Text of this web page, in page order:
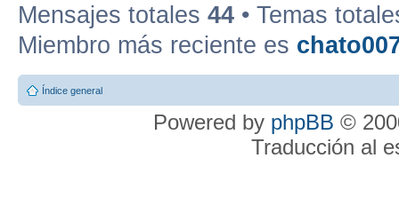
Mensajes totales 44 • Temas
Miembro más reciente es
Índice general
Powered by phpBB ©
Traducción al